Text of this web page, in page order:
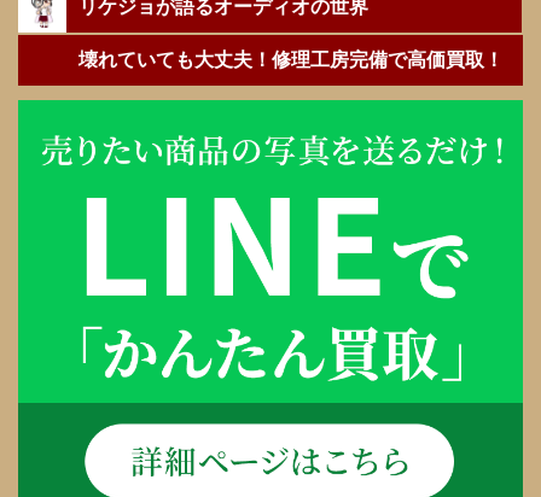
リケジョが語るオーディオの世界
壊れていても大丈夫！修理工房完備で高価買取！